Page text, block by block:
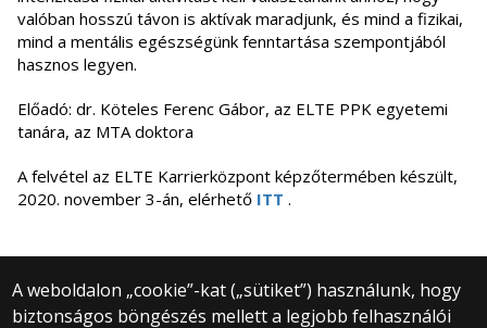
valóban hosszú távon is aktívak maradjunk, és mind a fizikai,
mind a mentális egészségünk fenntartása szempontjából
hasznos legyen.
Előadó: dr. Köteles Ferenc Gábor, az ELTE PPK egyetemi
tanára, az MTA doktora
A felvétel az ELTE Karrierközpont képzőtermében készült,
2020. november 3-án, elérhető ITT .
A weboldalon „cookie”-kat („sütiket”) használunk, hogy
biztonságos böngészés mellett a legjobb felhasználói
© 2025 Eötvös Loránd Tudományegyetem